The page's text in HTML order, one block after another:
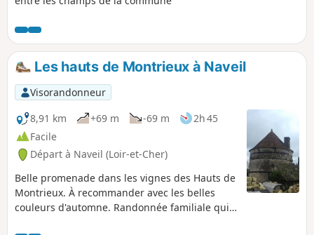
Les hauts de Montrieux à Naveil
Visorandonneur
8,91 km
+69 m -69 m
2h 45
Facile
Départ à Naveil (Loir-et-Cher)
Belle promenade dans les vignes des Hauts de
Montrieux. À recommander avec les belles
couleurs d'automne. Randonnée familiale qui